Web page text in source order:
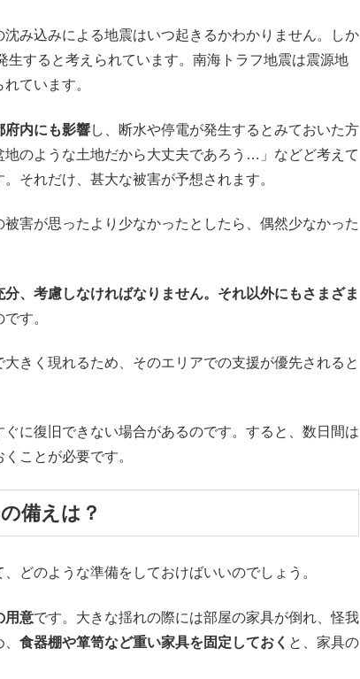
み込みによる地震はいつ起きるかわかりません。しか
すると考えられています。南海トラフ地震は震源地
ています。
府内にも影響し、断水や停電が発生するとみておいた方
のような土地だから大丈夫であろう…」などど考えて
それだけ、甚大な被害が予想されます。
害が思ったより少なかったとしたら、偶然少なかった
、考慮しなければなりません。それ以外にもさまざま
です。
きく現れるため、そのエリアでの支援が優先されると
に復旧できない場合があるのです。すると、数日間は
ことが必要です。
備えは？
どのような準備をしておけばいいのでしょう。
用意です。大きな揺れの際には部屋の家具が倒れ、怪我
食器棚や箪笥など重い家具を固定しておく と、家具の